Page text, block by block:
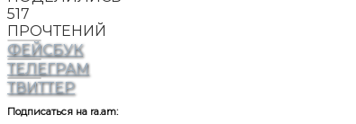
517
ПРОЧТЕНИЙ
ФЕЙСБУК
ТЕЛЕГРАМ
ТВИТТЕР
Подписаться на ra.am: